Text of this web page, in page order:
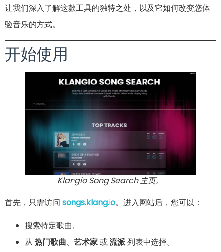
让我们深入了解这款工具的独特之处，以及它如何改变您体
验音乐的方式。
开始使用
Klangio Song Search 主页。
首先，只需访问 songs.klang.io。进入网站后，您可以：
搜索特定歌曲。
从热门歌曲、 艺术家或流派列表中选择。